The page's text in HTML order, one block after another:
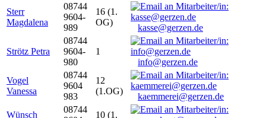
Sterr
Magdalena
08744
9604-
989
16 (1.
OG)
kasse@gerzen.de
Strötz Petra
08744
9604-
980
1
info@gerzen.de
Vogel
Vanessa
08744
9604
983
12
(1.OG)
kaemmerei@gerzen.de
Wünsch
08744
10 (1.